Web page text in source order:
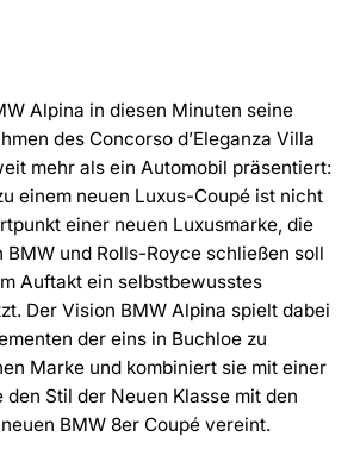
Alpina in diesen Minuten seine
des Concorso d’Eleganza Villa
mehr als ein Automobil präsentiert:
einem neuen Luxus-Coupé ist nicht
einer neuen Luxusmarke, die
und Rolls-Royce schließen soll
Auftakt ein selbstbewusstes
Der Vision BMW Alpina spielt dabei
der eins in Buchloe zu
Marke und kombiniert sie mit einer
den Stil der Neuen Klasse mit den
BMW 8er Coupé vereint.